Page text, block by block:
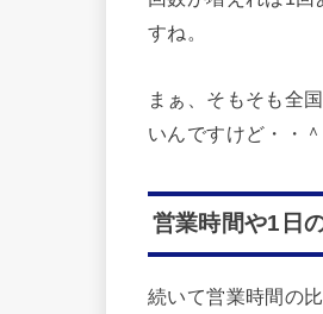
すね。
まぁ、そもそも全
いんですけど・・
営業時間や1日
続いて営業時間の